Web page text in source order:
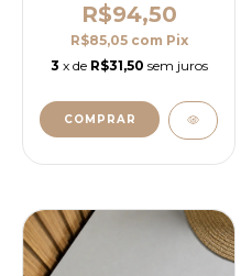
R$94,50
R$85,05 com Pix
3 x de R$31,50 sem juros
COMPRAR